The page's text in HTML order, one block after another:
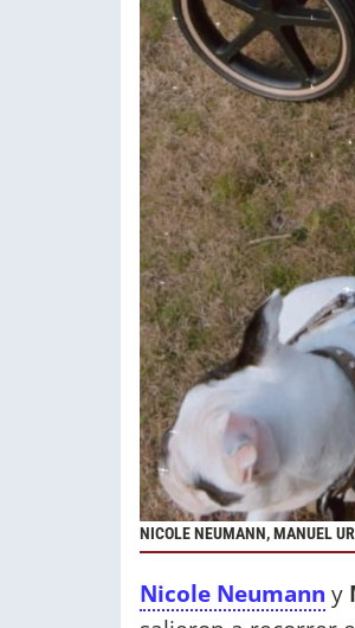
NICOLE NEUMANN, MANUEL
Nicole Neumann y